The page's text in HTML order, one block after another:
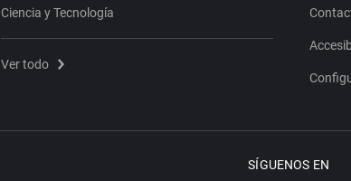
Ciencia y Tecnología
Ver todo
SÍGUENOS EN